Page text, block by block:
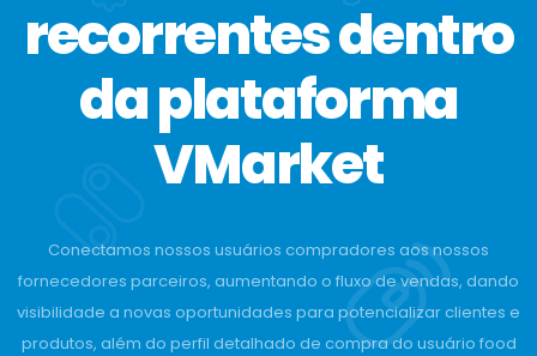
recorrentes dentro
da plataforma
VMarket
Conectamos nossos usuários compradores aos nossos
fornecedores parceiros, aumentando o fluxo de vendas, dando
visibilidade a novas oportunidades para potencializar clientes e
produtos, além do perfil detalhado de compra do usuário food